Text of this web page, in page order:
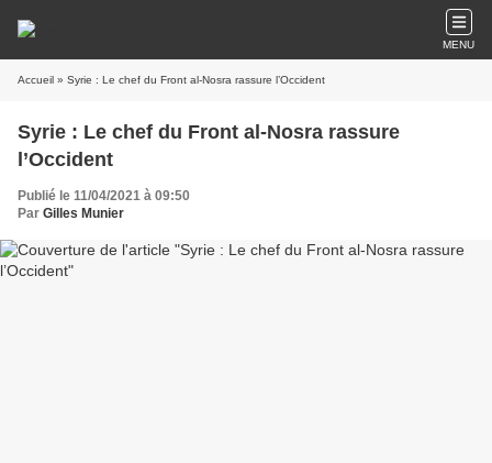
MENU
Accueil » Syrie : Le chef du Front al-Nosra rassure l’Occident
Syrie : Le chef du Front al-Nosra rassure
l’Occident
Publié le 11/04/2021 à 09:50
Par Gilles Munier